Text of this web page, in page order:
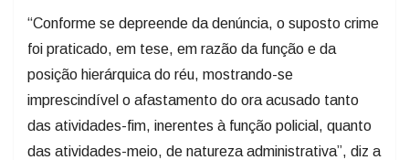
“Conforme se depreende da denúncia, o suposto crime
foi praticado, em tese, em razão da função e da
posição hierárquica do réu, mostrando-se
imprescindível o afastamento do ora acusado tanto
das atividades-fim, inerentes à função policial, quanto
das atividades-meio, de natureza administrativa”, diz a